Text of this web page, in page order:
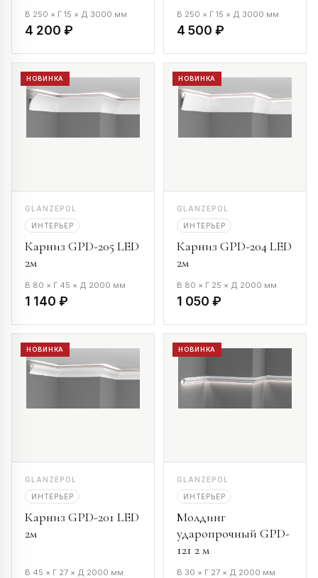
В 250 × Г 15 × Д 3000 мм
4 200 ₽
В 250 × Г 15 × Д 3000 мм
4 500 ₽
НОВИНКА
GLANZEPOL
ИНТЕРЬЕР
Карниз GPD-205 LED
2м
В 80 × Г 45 × Д 2000 мм
1 140 ₽
НОВИНКА
GLANZEPOL
ИНТЕРЬЕР
Карниз GPD-204 LED
2м
В 80 × Г 25 × Д 2000 мм
1 050 ₽
НОВИНКА
GLANZEPOL
ИНТЕРЬЕР
Карниз GPD-201 LED
2м
В 45 × Г 27 × Д 2000 мм
НОВИНКА
GLANZEPOL
ИНТЕРЬЕР
Молдинг
ударопрочный GPD-
121 2 м
В 30 × Г 27 × Д 2000 мм